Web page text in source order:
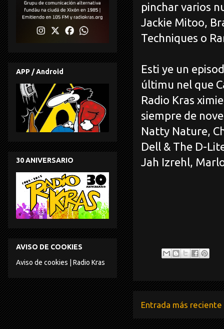
pinchar varios
Jackie Mitoo,
Techniques o
Esti ye un
últimu nel que
Radio Kras
siempre de
Natty Nature,
Dell & The D-
Jah Izrehl,
Entrada más reciente
APP / Android
30 ANIVERSARIO
AVISO DE COOKIES
Aviso de cookies | Radio Kras